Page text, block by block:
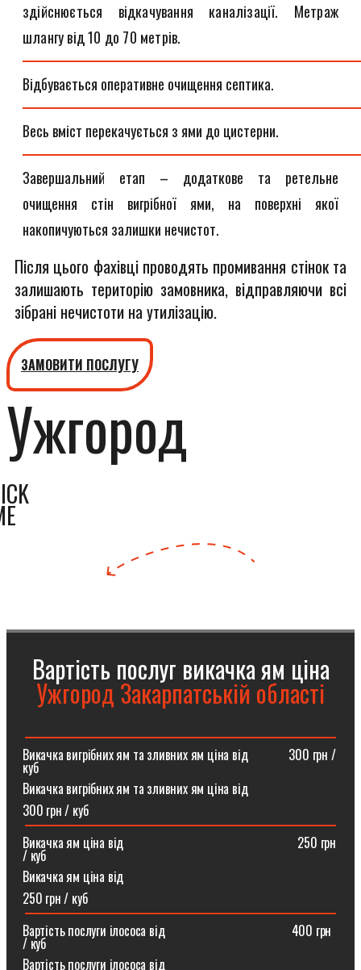
здійснюється відкачування каналізації. Метраж
шлангу від 10 до 70 метрів.
Відбувається оперативне очищення септика.
Весь вміст перекачується з ями до цистерни.
Завершальний етап – додаткове та ретельне
очищення стін вигрібної ями, на поверхні якої
накопичуються залишки нечистот.
Після цього фахівці проводять промивання стінок та
залишають територію замовника, відправляючи всі
зібрані нечистоти на утилізацію.
ЗАМОВИТИ ПОСЛУГУ
Ужгород
Вартість послуг викачка ям ціна
Ужгород Закарпатській області
Викачка вигрібних ям та зливних ям ціна від ⠀⠀⠀⠀300 грн /
куб
Викачка вигрібних ям та зливних ям ціна від
300 грн / куб
Викачка ям ціна від ⠀⠀⠀⠀⠀⠀⠀⠀⠀⠀⠀⠀⠀⠀⠀⠀⠀⠀250 грн
/ куб
Викачка ям ціна від
250 грн / куб
Вартість послуги ілососа від ⠀⠀⠀⠀⠀⠀⠀⠀⠀⠀⠀⠀⠀400 грн
/ куб
Вартість послуги ілососа від